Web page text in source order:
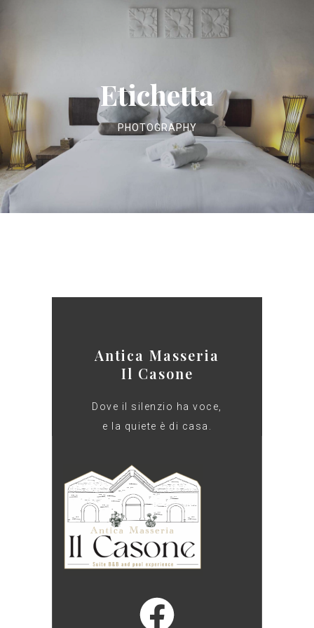
Etichetta
PHOTOGRAPHY
Antica Masseria
Il Casone
Dove il silenzio ha voce,
e la quiete è di casa.